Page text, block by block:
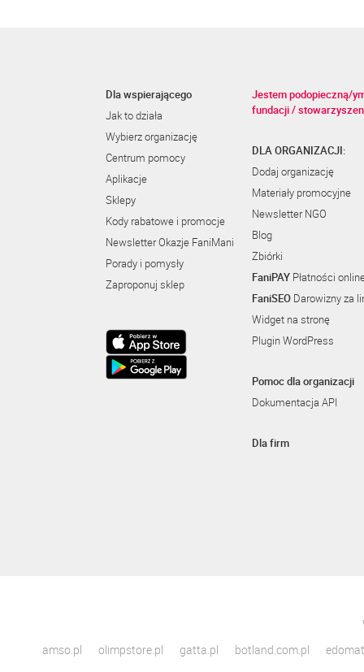
Dla wspierającego
Jak to działa
Wybierz organizację
Centrum pomocy
Aplikacje
Sklepy
Kody rabatowe i promocje
Newsletter Okazje FaniMani
Porady i pomysły
Zaproponuj sklep
Jestem podopieczną/
fundacji /
DLA ORGANIZACJI:
Dodaj organizację
Materiały promocyjne
Newsletter NGO
Blog
Zbiórki
FaniPAY Płatności
FaniSEO Darowizny za
Widget na stronę
Plugin WordPress
Pomoc dla organizacji
Dokumentacja API
Dla firm
amso.pl
olimpstore.pl gatta.pl botland.com.pl